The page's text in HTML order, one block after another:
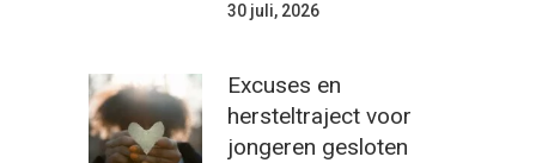
30 juli, 2026
Excuses en
hersteltraject voor
jongeren gesloten